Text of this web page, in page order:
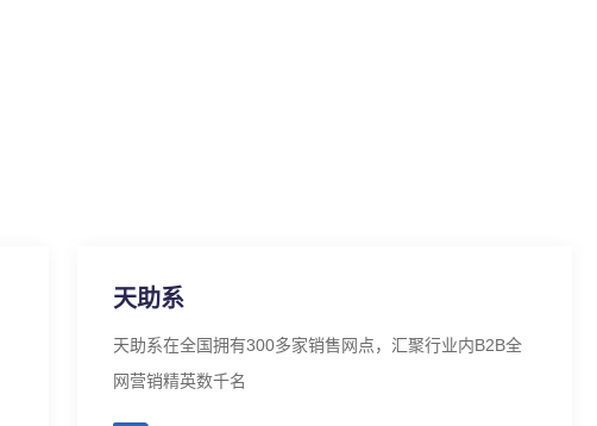
天助系
天助系在全国拥有300多家销售网点，汇聚行业内B2B全
网营销精英数千名